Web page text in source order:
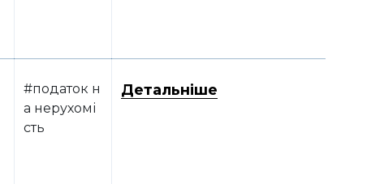
#податок н
а нерухомі
сть
Детальніше